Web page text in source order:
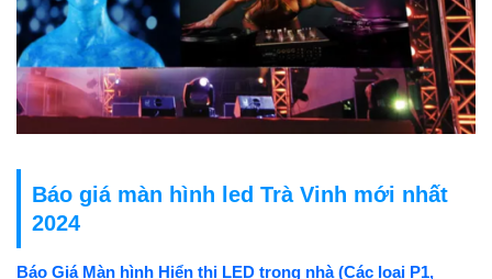
Báo giá màn hình led Trà Vinh mới nhất
2024
Báo Giá Màn hình Hiển thị LED trong nhà (Các loại P1,